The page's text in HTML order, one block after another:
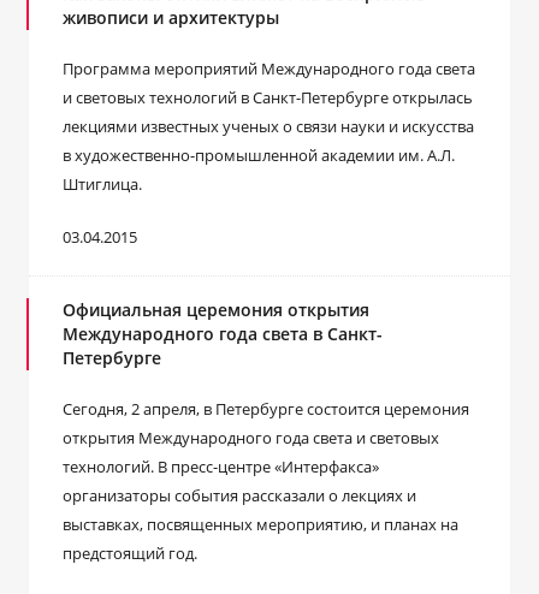
живописи и архитектуры
Программа мероприятий Международного года света
и световых технологий в Санкт-Петербурге открылась
лекциями известных ученых о связи науки и искусства
в художественно-промышленной академии им. А.Л.
Штиглица.
03.04.2015
Официальная церемония открытия
Международного года света в Санкт-
Петербурге
Сегодня, 2 апреля, в Петербурге состоится церемония
открытия Международного года света и световых
технологий. В пресс-центре «Интерфакса»
организаторы события рассказали о лекциях и
выставках, посвященных мероприятию, и планах на
предстоящий год.